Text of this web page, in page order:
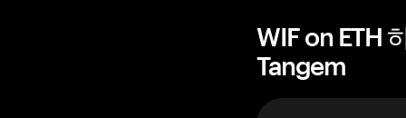
WIF on ETH
Tangem